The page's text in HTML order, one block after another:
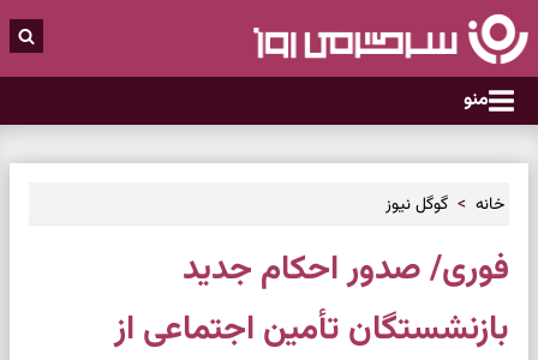
منو
خانه گوگل نیوز
فوری/ صدور احکام جدید
بازنشستگان تأمین اجتماعی از